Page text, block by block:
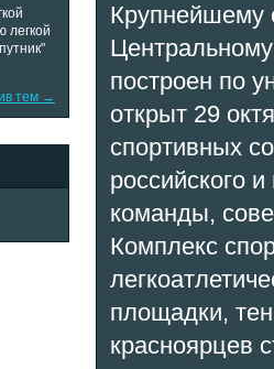
легкой
тем →
Крупнейшему
построен по
открыт 29
спортивных
российского
команды,
Комплекс
площадки,
красноярцев